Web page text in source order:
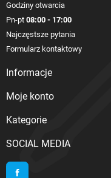
Godziny otwarcia
Pn-pt 08:00 - 17:00
Najczęstsze pytania
Formularz kontaktowy
Informacje
Moje konto
Kategorie
SOCIAL MEDIA